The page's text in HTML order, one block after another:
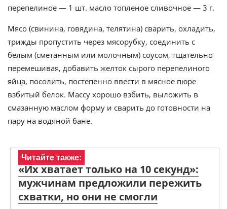
перепелиное — 1 шт. масло топленое сливочное — 3 г.
Мясо (свинина, говядина, телятина) сварить, охладить,
трижды пропустить через мясорубку, соединить с
белым (сметанным или молочным) соусом, тщательно
перемешивая, добавить желток сырого перепелиного
яйца, посолить, постепенно ввести в мясное пюре
взбитый белок. Массу хорошо взбить, выложить в
смазанную маслом форму и сварить до готовности на
пару на водяной бане.
Читайте также:
«Их хватает только на 10 секунд»:
мужчинам предложили пережить
схватки, но они не смогли